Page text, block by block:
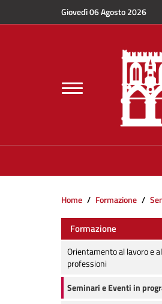
Salta al contenuto principaleGiovedì 06 Agosto 2026
Toggle
navigation
Home Formazione
Formazione
Orientamento al lavoro e
professioni
Seminari e Eventi in